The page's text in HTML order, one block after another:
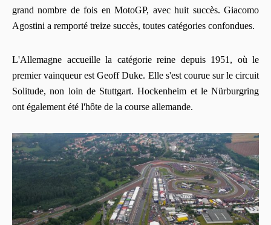
grand nombre de fois en MotoGP, avec huit succès. Giacomo
Agostini a remporté treize succès, toutes catégories confondues.
L'Allemagne accueille la catégorie reine depuis 1951, où le
premier vainqueur est Geoff Duke. Elle s'est courue sur le circuit
Solitude, non loin de Stuttgart. Hockenheim et le Nürburgring
ont également été l'hôte de la course allemande.